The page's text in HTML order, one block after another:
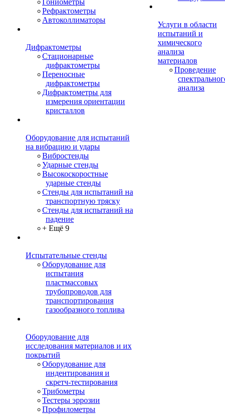
Гониометры
Рефрактометры
Автоколлиматоры
Дифрактометры
Стационарные
дифрактометры
Переносные
дифрактометры
Дифрактометры для
измерения ориентации
кристаллов
Оборудование для испытаний
на вибрацию и удары
Вибростенды
Ударные стенды
Высокоскоростные
ударные стенды
Стенды для испытаний на
транспортную тряску
Стенды для испытаний на
падение
+ Ещё 9
Испытательные стенды
Оборудование для
испытания
пластмассовых
трубопроводов для
транспортирования
газообразного топлива
Оборудование для
исследования материалов и их
покрытий
Оборудование для
индентирования и
скретч-тестирования
Трибометры
Тестеры эррозии
Профилометры
Услуги в области
испытаний и
химического
анализа
материалов
Проведение
анализа